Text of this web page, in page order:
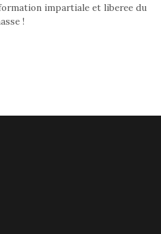
impartiale et liberee du
!